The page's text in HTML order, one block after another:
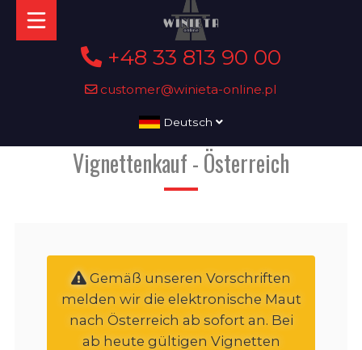
+48 33 813 90 00
customer@winieta-online.pl
Deutsch
Vignettenkauf - Österreich
Gemäß unseren Vorschriften
melden wir die elektronische Maut
nach Österreich ab sofort an. Bei
ab heute gültigen Vignetten